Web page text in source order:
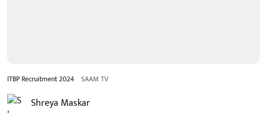
ITBP Recruitment 2024 SAAM TV
Shreya Maskar